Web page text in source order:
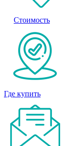
Стоимость
Где купить